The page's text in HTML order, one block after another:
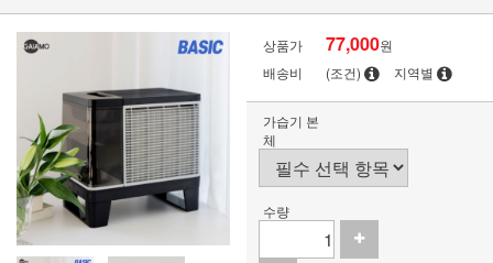
상품가 77,000원
배송비
(조건) 지역별
가습기 본
체
수량